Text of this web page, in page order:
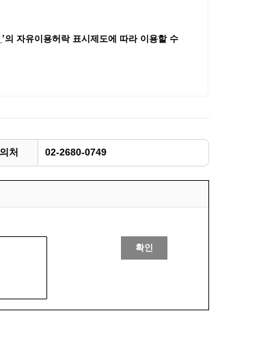
의 자유이용허락 표시제도에 따라 이용할 수
처 02-2680-0749
확인